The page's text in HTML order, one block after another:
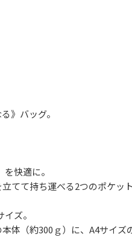
》バッグ。
快適に。
てて持ち運べる2つのポケッ
ズ。
体（約300ｇ）に、A4サイズ